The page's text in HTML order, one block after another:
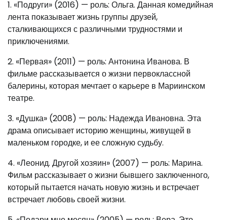
1. «Подруги» (2016) — роль: Ольга. Данная комедийная
лента показывает жизнь группы друзей,
сталкивающихся с различными трудностями и
приключениями.
2. «Первая» (2011) — роль: Антонина Иванова. В
фильме рассказывается о жизни первоклассной
балерины, которая мечтает о карьере в Мариинском
театре.
3. «Душка» (2008) — роль: Надежда Ивановна. Эта
драма описывает историю женщины, живущей в
маленьком городке, и ее сложную судьбу.
4. «Леонид. Другой хозяин» (2007) — роль: Марина.
Фильм рассказывает о жизни бывшего заключенного,
который пытается начать новую жизнь и встречает
встречает любовь своей жизни.